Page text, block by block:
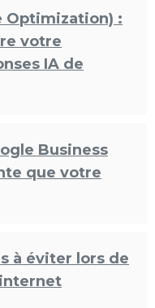
Optimization) :
votre
IA de
Business
que votre
à éviter lors de